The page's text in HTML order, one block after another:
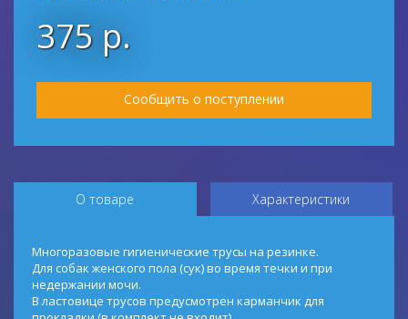
375 р.
Сообщить о поступлении
О товаре Характеристики
Многоразовые гигиенические трусы на резинке.
Для собак женского пола (сук) во время течки и при
недержании мочи.
В ластовице трусов предусмотрен карманчик для